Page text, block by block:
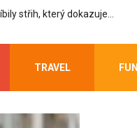
skincare prozrazuje, c...
TRAVEL FUN